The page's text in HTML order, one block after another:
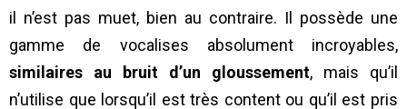
il n’est pas muet, bien au contraire. Il possède une
gamme de vocalises absolument incroyables,
similaires au bruit d’un gloussement, mais qu’il
n’utilise que lorsqu’il est très content ou qu’il est pris